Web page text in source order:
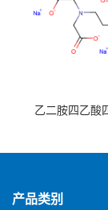
乙二胺四乙酸
产品类别